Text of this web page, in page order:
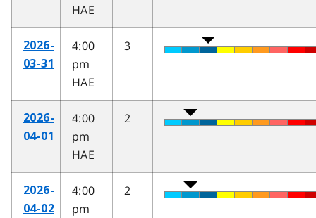
HAE
2026-
03-31
4:00
pm
HAE
3
2026-
04-01
4:00
pm
HAE
2
2026-
04-02
4:00
pm
2